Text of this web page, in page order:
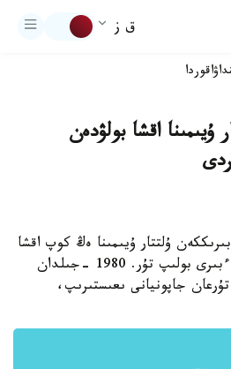
ق ز
اقوردا
ۇيىمىنا اقشا بولۋدەن
ۇلتتار ۇيىمىنا ەڭ كوپ اقشا
بولەتىن ەكى مەملەكەتتىڭ ءبىرى بولىپ تۇر. 1980 -جىلدان
جاپونيانى ىعىستىرىپ،